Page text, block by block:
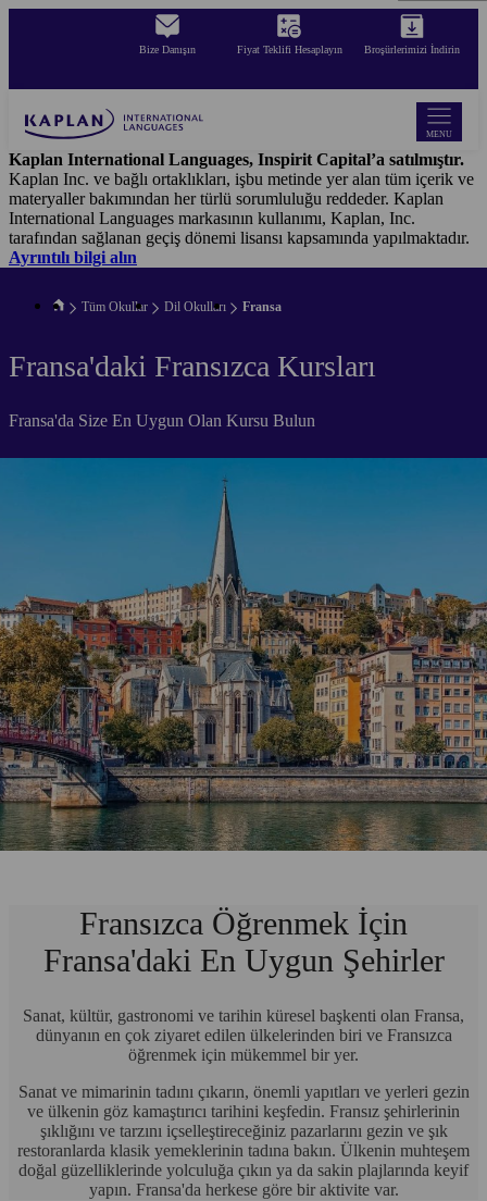
Bize Danışın Fiyat Teklifi Hesaplayın Broşürlerimizi İndirin
MENU
Kaplan International Languages, Inspirit Capital’a satılmıştır.
Kaplan Inc. ve bağlı ortaklıkları, işbu metinde yer alan tüm içerik ve
materyaller bakımından her türlü sorumluluğu reddeder. Kaplan
International Languages markasının kullanımı, Kaplan, Inc.
tarafından sağlanan geçiş dönemi lisansı kapsamında yapılmaktadır.
Ayrıntılı bilgi alın
Tüm Okullar Dil Okulları Fransa
Fransa'daki Fransızca Kursları
Fransa'da Size En Uygun Olan Kursu Bulun
Fransızca Öğrenmek İçin
Fransa'daki En Uygun Şehirler
Sanat, kültür, gastronomi ve tarihin küresel başkenti olan Fransa,
dünyanın en çok ziyaret edilen ülkelerinden biri ve Fransızca
öğrenmek için mükemmel bir yer.
Sanat ve mimarinin tadını çıkarın, önemli yapıtları ve yerleri gezin
ve ülkenin göz kamaştırıcı tarihini keşfedin. Fransız şehirlerinin
şıklığını ve tarzını içselleştireceğiniz pazarlarını gezin ve şık
restoranlarda klasik yemeklerinin tadına bakın. Ülkenin muhteşem
doğal güzelliklerinde yolculuğa çıkın ya da sakin plajlarında keyif
yapın. Fransa'da herkese göre bir aktivite var.